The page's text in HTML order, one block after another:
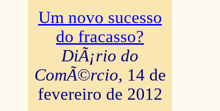
Um novo sucesso
do fracasso?
DiÃ¡rio do
ComÃ©rcio, 14 de
fevereiro de 2012